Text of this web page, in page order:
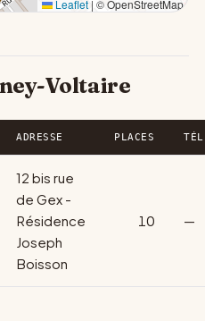
Leaflet | © OpenStreetMap
Voltaire
ADRESSE PLACES
12 bis rue
de Gex -
Résidence
Joseph
Boisson
10 —